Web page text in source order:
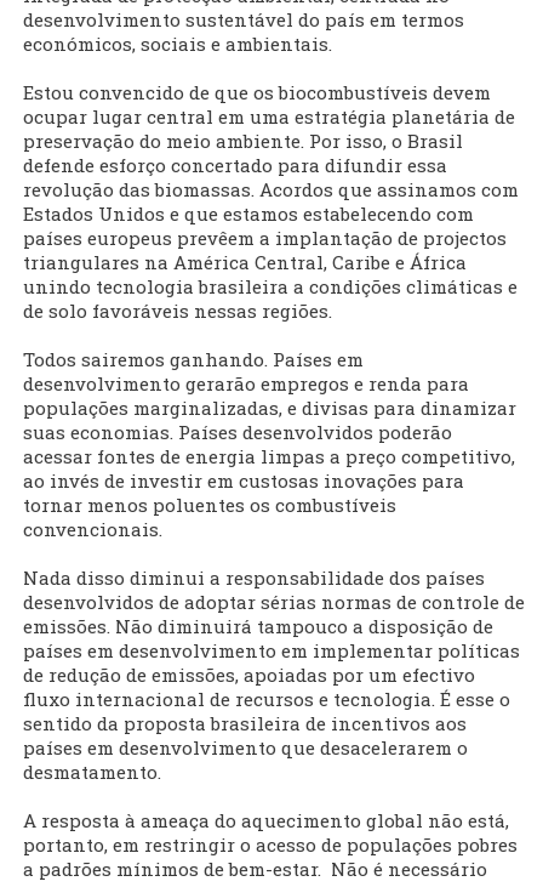
desenvolvimento sustentável do país em termos
económicos, sociais e ambientais.
Estou convencido de que os biocombustíveis devem
ocupar lugar central em uma estratégia planetária de
preservação do meio ambiente. Por isso, o Brasil
defende esforço concertado para difundir essa
revolução das biomassas. Acordos que assinamos com
Estados Unidos e que estamos estabelecendo com
países europeus prevêem a implantação de projectos
triangulares na América Central, Caribe e África
unindo tecnologia brasileira a condições climáticas e
de solo favoráveis nessas regiões.
Todos sairemos ganhando. Países em
desenvolvimento gerarão empregos e renda para
populações marginalizadas, e divisas para dinamizar
suas economias. Países desenvolvidos poderão
acessar fontes de energia limpas a preço competitivo,
ao invés de investir em custosas inovações para
tornar menos poluentes os combustíveis
convencionais.
Nada disso diminui a responsabilidade dos países
desenvolvidos de adoptar sérias normas de controle de
emissões. Não diminuirá tampouco a disposição de
países em desenvolvimento em implementar políticas
de redução de emissões, apoiadas por um efectivo
fluxo internacional de recursos e tecnologia. É esse o
sentido da proposta brasileira de incentivos aos
países em desenvolvimento que desacelerarem o
desmatamento.
A resposta à ameaça do aquecimento global não está,
portanto, em restringir o acesso de populações pobres
a padrões mínimos de bem-estar. Não é necessário